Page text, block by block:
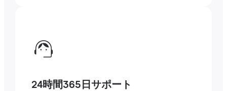
24時間365日サポート